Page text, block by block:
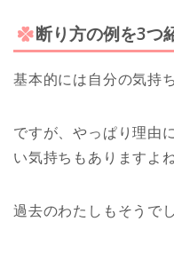
断り方の例を3つ
基本的には自分の気持
ですが、やっぱり理由
い気持ちもありますよね
過去のわたしもそうでし